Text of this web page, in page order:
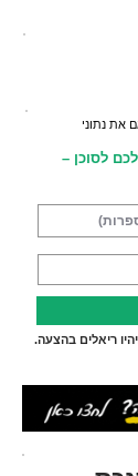
את נתוני
לסוכן –
ריאלים בהצעה.